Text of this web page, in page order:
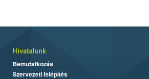
Hivatalunk
Bemutatkozás
Szervezeti felépítés